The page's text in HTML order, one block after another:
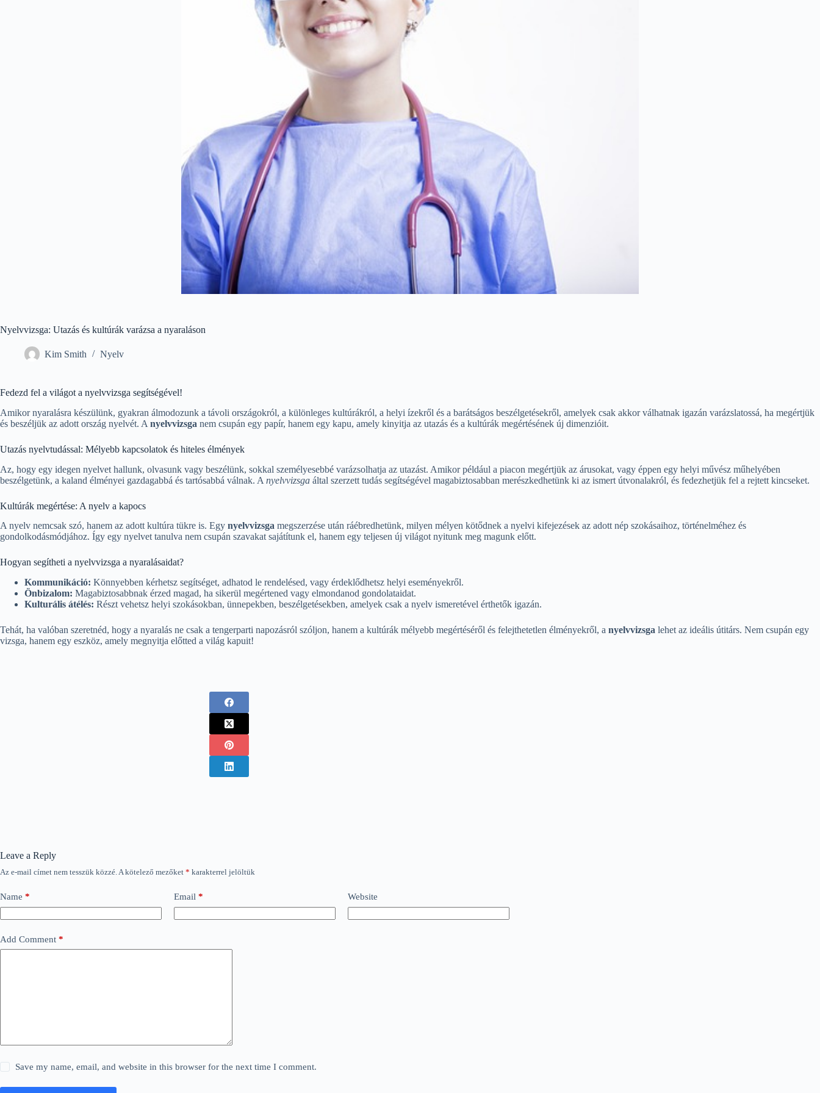
Nyelvvizsga: Utazás és kultúrák varázsa a nyaraláson
Kim Smith Nyelv
Fedezd fel a világot a nyelvvizsga segítségével!
Amikor nyaralásra készülünk, gyakran álmodozunk a távoli országokról, a különleges kultúrákról, a helyi ízekről és a barátságos beszélgetésekről, amelyek csak akkor válhatnak igazán varázslatossá, ha megértjük
és beszéljük az adott ország nyelvét. A nyelvvizsga nem csupán egy papír, hanem egy kapu, amely kinyitja az utazás és a kultúrák megértésének új dimenzióit.
Utazás nyelvtudással: Mélyebb kapcsolatok és hiteles élmények
Az, hogy egy idegen nyelvet hallunk, olvasunk vagy beszélünk, sokkal személyesebbé varázsolhatja az utazást. Amikor például a piacon megértjük az árusokat, vagy éppen egy helyi művész műhelyében
beszélgetünk, a kaland élményei gazdagabbá és tartósabbá válnak. A nyelvvizsga által szerzett tudás segítségével magabiztosabban merészkedhetünk ki az ismert útvonalakról, és fedezhetjük fel a rejtett kincseket.
Kultúrák megértése: A nyelv a kapocs
A nyelv nemcsak szó, hanem az adott kultúra tükre is. Egy nyelvvizsga megszerzése után ráébredhetünk, milyen mélyen kötődnek a nyelvi kifejezések az adott nép szokásaihoz, történelméhez és
gondolkodásmódjához. Így egy nyelvet tanulva nem csupán szavakat sajátítunk el, hanem egy teljesen új világot nyitunk meg magunk előtt.
Hogyan segítheti a nyelvvizsga a nyaralásaidat?
Kommunikáció: Könnyebben kérhetsz segítséget, adhatod le rendelésed, vagy érdeklődhetsz helyi eseményekről.
Önbizalom: Magabiztosabbnak érzed magad, ha sikerül megértened vagy elmondanod gondolataidat.
Kulturális átélés: Részt vehetsz helyi szokásokban, ünnepekben, beszélgetésekben, amelyek csak a nyelv ismeretével érthetők igazán.
Tehát, ha valóban szeretnéd, hogy a nyaralás ne csak a tengerparti napozásról szóljon, hanem a kultúrák mélyebb megértéséről és felejthetetlen élményekről, a nyelvvizsga lehet az ideális útitárs. Nem csupán egy
vizsga, hanem egy eszköz, amely megnyitja előtted a világ kapuit!
Leave a Reply
Az e-mail címet nem tesszük közzé.A kötelező mezőket * karakterrel jelöltük
Name * Email * Website
Add Comment *
Save my name, email, and website in this browser for the next time I comment.